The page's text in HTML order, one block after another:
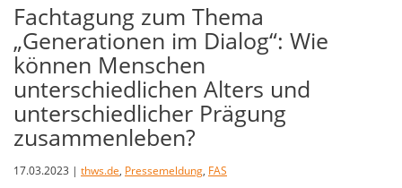
Fachtagung zum Thema
„Generationen im Dialog“: Wie
können Menschen
unterschiedlichen Alters und
unterschiedlicher Prägung
zusammenleben?
17.03.2023 | thws.de, Pressemeldung, FAS